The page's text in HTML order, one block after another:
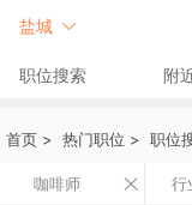
盐城
职位搜索 附
首页 > 热门职位 > 职位
咖啡师 行